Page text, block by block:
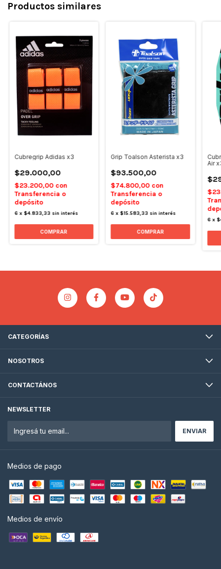
Productos similares
Cubregrip Adidas x3
$29.000,00
$23.200,00 con
Transferencia o
depósito
6 x $4.833,33 sin interés
COMPRAR
Grip Toalson Asterista x3
$93.500,00
$74.800,00 con
Transferencia o
depósito
6 x$15.583,33 sin interés
COMPRAR
Air
6 x
CATEGORÍAS
NOSOTROS
CONTACTÁNOS
NEWSLETTER
Medios de pago
Medios de envío